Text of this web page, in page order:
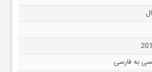
به فارسی